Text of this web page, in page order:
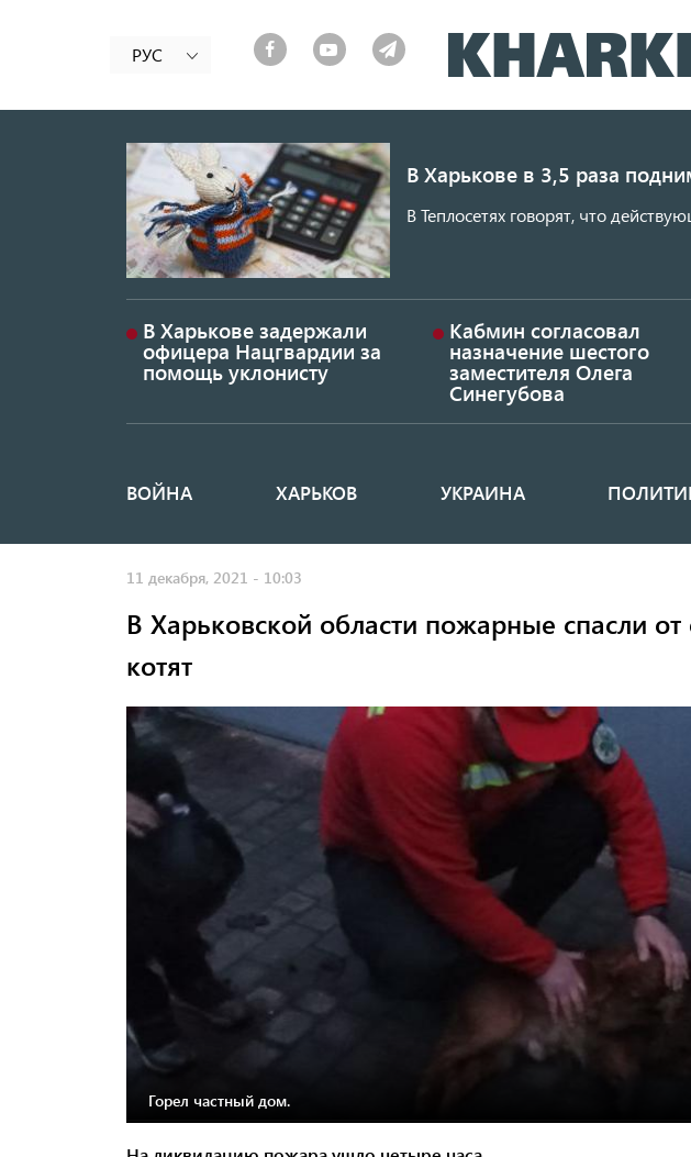
РУС
В Харькове в 3,5 раза
В Теплосетях говорят, что
В Харькове задержали
офицера Нацгвардии за
помощь уклонисту
Кабмин согласовал
назначение шестого
заместителя Олега
Синегубова
Основная
ВОЙНА ХАРЬКОВ УКРАИНА
11 декабря, 2021 - 10:03
В Харьковской области пожарные спасли от
котят
Горел частный дом.